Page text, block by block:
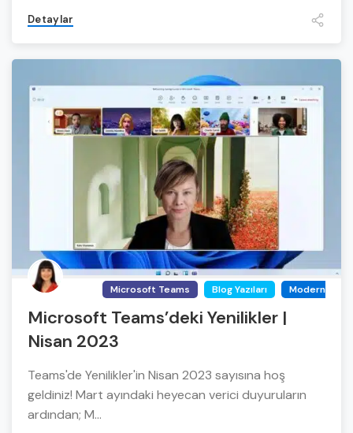
Detaylar
Microsoft Teams Blog Yazıları Modern
Microsoft Teams’deki Yenilikler |
Nisan 2023
Teams'de Yenilikler'in Nisan 2023 sayısına hoş
geldiniz! Mart ayındaki heyecan verici duyuruların
ardından; M...